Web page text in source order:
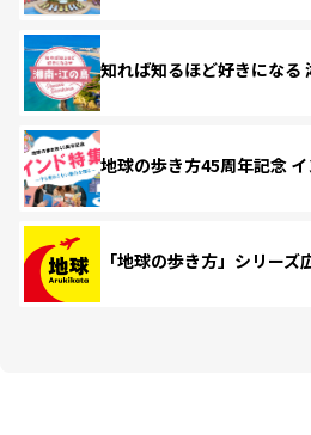
知れば知るほど好きになる
地球の歩き方45周年記念
「地球の歩き方」シリーズ